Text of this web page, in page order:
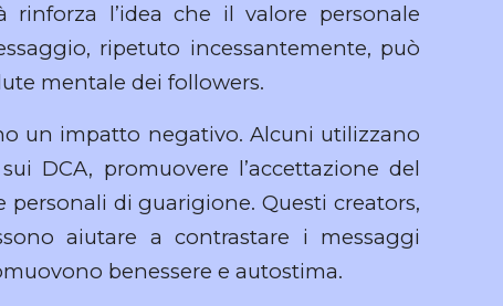
l’idea che il valore personale
ripetuto incessantemente, può
mentale dei followers.
un impatto negativo. Alcuni utilizzano
DCA, promuovere l’accettazione del
di guarigione. Questi creators,
aiutare a contrastare i messaggi
benessere e autostima.